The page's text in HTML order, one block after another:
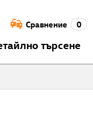
Сравнение 0
търсене